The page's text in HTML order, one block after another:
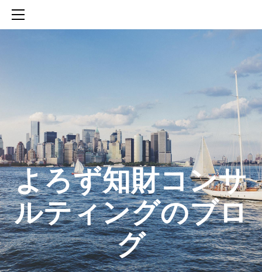
​よろず知財コンサ
ルティングのブロ
グ
SERVICES
知財活動のROICへの貢献
生成AIを活用した知財戦略の策定方法
生成AIとの「壁打ち」で、新たな発明を創出する方法